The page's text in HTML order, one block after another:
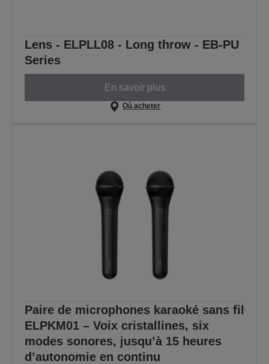
Lens - ELPLL08 - Long throw - EB-PU
Series
En savoir plus
Où acheter
Paire de microphones karaoké sans fil
ELPKM01 – Voix cristallines, six
modes sonores, jusqu’à 15 heures
d’autonomie en continu